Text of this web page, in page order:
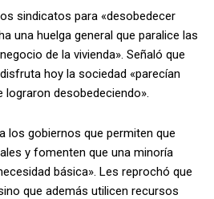
sindicatos para «desobedecer
una huelga general que paralice las
de la vivienda». Señaló que
hoy la sociedad «parecían
lograron desobedeciendo».
los gobiernos que permiten que
y fomenten que una minoría
básica». Les reprochó que
que además utilicen recursos